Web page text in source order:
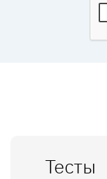
Тесты